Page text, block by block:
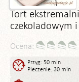
Tort
czekoladowym i
Ocena:
Przyg: 50 min
Pieczenie: 30 min